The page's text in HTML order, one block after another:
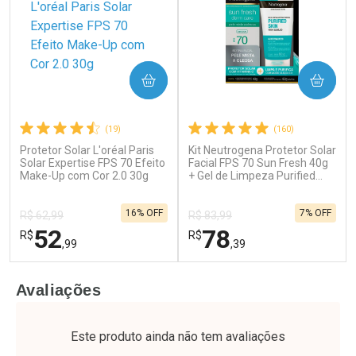
Ativar Desconto
Comprar sem Desconto
Por R$ 61,55/cada
Comprar sem Desconto
Ativar Desconto
Comprar sem Desconto
Por R$ 64,79/cada
Comprar sem Desconto
(19)
Protetor Solar L'oréal Paris
Solar Expertise FPS 70 Efeito
Make-Up com Cor 2.0 30g
R$ 62,99
R$52,99
16% OFF
COMPRAR
Laboratório
Por Menos
(160)
Kit Neutrogena Protetor Solar
Facial FPS 70 Sun Fresh 40g
+ Gel de Limpeza Purified
R$ 83,99
R$78,39
7% OFF
COMPRAR
Laboratório
Por Menos
Avaliações
Este produto ainda não tem avaliações